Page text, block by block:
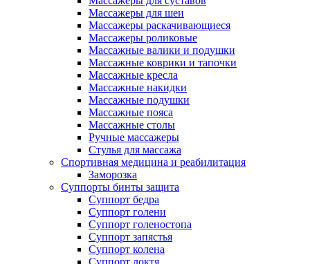
Массажеры для шеи
Массажеры раскачивающиеся
Массажеры роликовые
Массажные валики и подушки
Массажные коврики и тапочки
Массажные кресла
Массажные накидки
Массажные подушки
Массажные пояса
Массажные столы
Ручные массажеры
Стулья для массажа
Спортивная медицина и реабилитация
Заморозка
Суппорты бинты защита
Суппорт бедра
Суппорт голени
Суппорт голеностопа
Суппорт запястья
Суппорт колена
Суппорт локтя